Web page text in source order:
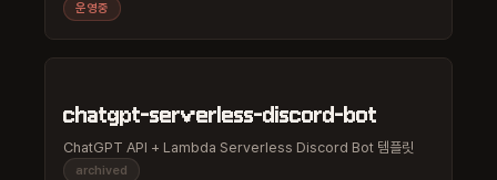
운영중
chatgpt-serverless-discord-bot
ChatGPT API + Lambda Serverless Discord Bot 템플릿
archived